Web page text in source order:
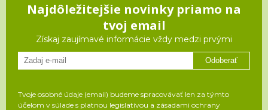
Najdôležitejšie novinky priamo na
tvoj email
Získaj zaujímavé informácie vždy medzi prvými
Odoberať
Tvoje osobné údaje (email) budeme spracovávať len za týmto
účelom v súlade s platnou legislatívou a zásadami ochrany